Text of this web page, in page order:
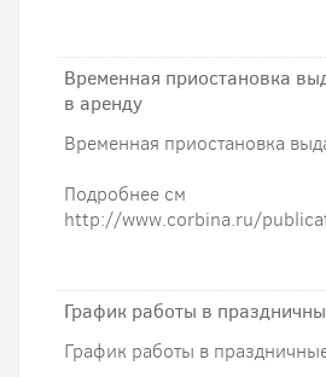
Временная приостановка
в аренду
Временная приостановка
Подробнее см
http://www.corbina.ru/
График работы в
График работы в